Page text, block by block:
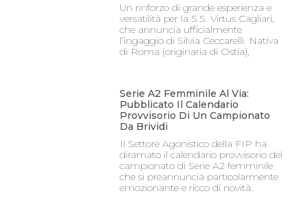
Un rinforzo di grande esperienza e
versatilità per la S.S. Virtus Cagliari,
che annuncia ufficialmente
l’ingaggio di Silvia Ceccarelli. Nativa
di Roma (originaria di Ostia),
Serie A2 Femminile Al Via:
Pubblicato Il Calendario
Provvisorio Di Un Campionato
Da Brividi
Il Settore Agonistico della FIP ha
diramato il calendario provvisorio del
campionato di Serie A2 femminile
che si preannuncia particolarmente
emozionante e ricco di novità.